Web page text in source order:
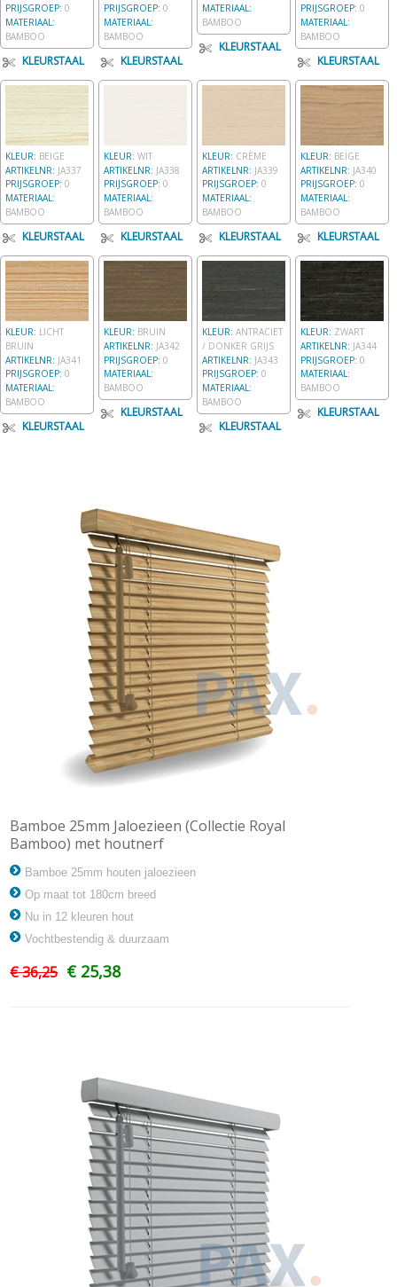
PRIJSGROEP: 0
MATERIAAL:
BAMBOO
KLEURSTAAL
PRIJSGROEP: 0
MATERIAAL:
BAMBOO
KLEURSTAAL
MATERIAAL:
BAMBOO
KLEURSTAAL
PRIJSGROEP: 0
MATERIAAL:
BAMBOO
KLEURSTAAL
KLEUR: BEIGE
ARTIKELNR: JA337
PRIJSGROEP: 0
MATERIAAL:
BAMBOO
KLEURSTAAL
KLEUR: WIT
ARTIKELNR: JA338
PRIJSGROEP: 0
MATERIAAL:
BAMBOO
KLEURSTAAL
KLEUR: CRÈME
ARTIKELNR: JA339
PRIJSGROEP: 0
MATERIAAL:
BAMBOO
KLEURSTAAL
KLEUR: BEIGE
ARTIKELNR: JA340
PRIJSGROEP: 0
MATERIAAL:
BAMBOO
KLEURSTAAL
KLEUR: LICHT
BRUIN
ARTIKELNR: JA341
PRIJSGROEP: 0
MATERIAAL:
BAMBOO
KLEURSTAAL
KLEUR: BRUIN
ARTIKELNR: JA342
PRIJSGROEP: 0
MATERIAAL:
BAMBOO
KLEURSTAAL
KLEUR: ANTRACIET
/ DONKER GRIJS
ARTIKELNR: JA343
PRIJSGROEP: 0
MATERIAAL:
BAMBOO
KLEURSTAAL
KLEUR: ZWART
ARTIKELNR: JA344
PRIJSGROEP: 0
MATERIAAL:
BAMBOO
KLEURSTAAL
Bamboe 25mm Jaloezieen (Collectie Royal
Bamboo) met houtnerf
Bamboe 25mm houten jaloezieen
Op maat tot 180cm breed
Nu in 12 kleuren hout
Vochtbestendig & duurzaam
€ 36,25 € 25,38